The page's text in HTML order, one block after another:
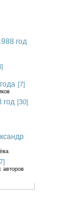
год
[7]
год [30]
авторов